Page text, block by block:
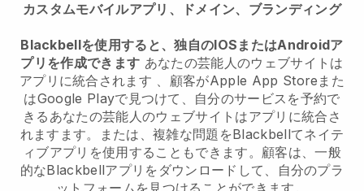
カスタムモバイルアプリ、ドメイン、ブランディング
Blackbellを使用すると、独自のIOSまたはAndroidア
プリを作成できます あなたの芸能人のウェブサイトは
アプリに統合されます 、顧客がApple App Storeまた
はGoogle Playで見つけて、自分のサービスを予約で
きる あなたの芸能人のウェブサイトはアプリに統合さ
れます ます。または、複雑な問題をBlackbellてネイテ
ィブアプリを使用することもできます。顧客は、一般
的なBlackbellアプリをダウンロードして、自分のプラ